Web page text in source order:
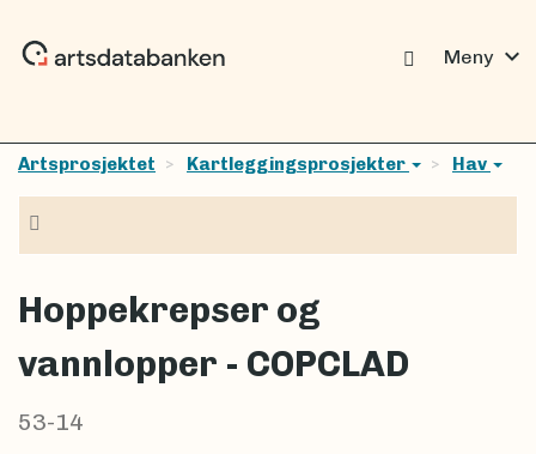
Meny expand_more
Artsprosjektet Kartleggingsprosjekter Hav
Hoppekrepser og
vannlopper - COPCLAD
53-14